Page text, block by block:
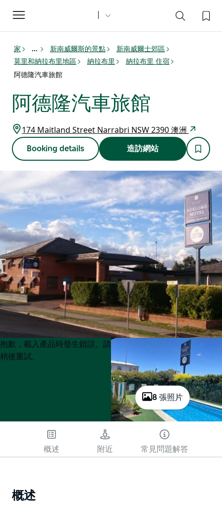
Toggle
navigation
家 ... 新南威爾斯的景點
新南威爾士郊區
莫里和納拉布里地區
納拉布里
納拉布里 住宿
阿德隆汽車旅館
阿德隆汽車旅館
174 Maitland Street Narrabri NSW 2390 澳洲
Booking details 造訪網站
8 張照片
Product
List
Product
List
抱歉，載入產品時發生錯誤。請
稍後重試。
概述 附近 常見問題解答
概述